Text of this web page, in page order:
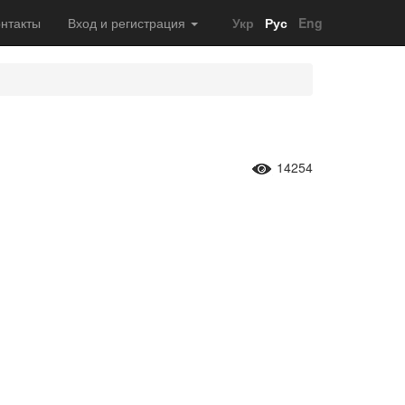
Вход и регистрация Укр Рус Eng
14254